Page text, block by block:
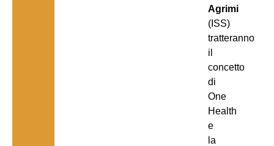
Agrimi
(ISS)
tratteranno
il
concetto
di
One
Health
e
la